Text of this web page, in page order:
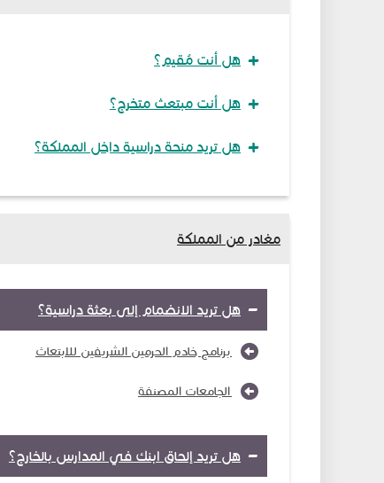
هل أنت مُقيم؟
هل أنت مبتعث متخرج؟
هل تريد منحة دراسية داخل المملكة؟
مغادر من المملكة
هل تريد الانضمام إلى بعثة دراسية؟
برنامج خادم الحرمين الشريفين للابتعاث
الجامعات المصنفة
هل تريد إلحاق ابنك في المدارس بالخارج؟